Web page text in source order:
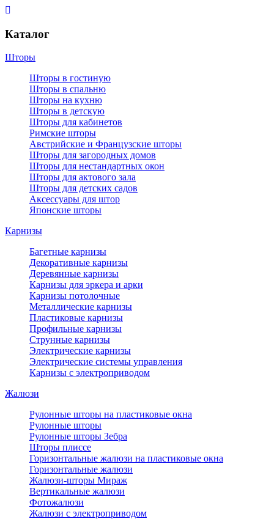
Каталог
Шторы
Шторы в гостиную
Шторы в спальню
Шторы на кухню
Шторы в детскую
Шторы для кабинетов
Римские шторы
Австрийские и Французские шторы
Шторы для загородных домов
Шторы для нестандартных окон
Шторы для актового зала
Шторы для детских садов
Аксессуары для штор
Японские шторы
Карнизы
Багетные карнизы
Декоративные карнизы
Деревянные карнизы
Карнизы для эркера и арки
Карнизы потолочные
Металлические карнизы
Пластиковые карнизы
Профильные карнизы
Струнные карнизы
Электрические карнизы
Электрические системы управления
Карнизы с электроприводом
Жалюзи
Рулонные шторы на пластиковые окна
Рулонные шторы
Рулонные шторы Зебра
Шторы плиссе
Горизонтальные жалюзи на пластиковые окна
Горизонтальные жалюзи
Жалюзи-шторы Мираж
Вертикальные жалюзи
Фотожалюзи
Жалюзи с электроприводом